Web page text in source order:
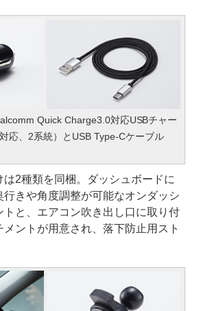
Quick Charge3.0対応USBチャー
応、2系統）とUSB Type-Cケーブル
2種類を同梱。ダッシュボードに
行きや角度調整が可能なオンダッシ
トと、エアコン吹き出し口に取り付
ントが用意され、落下防止用スト